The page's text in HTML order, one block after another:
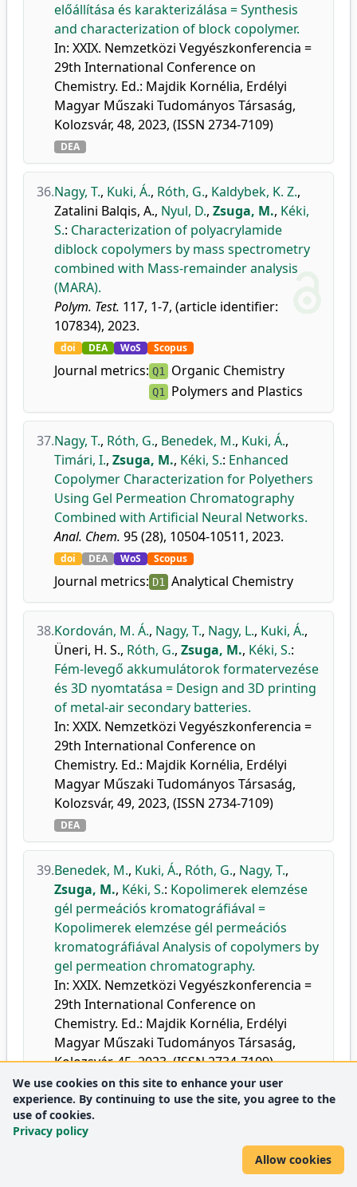
előállítása és karakterizálása = Synthesis
and characterization of block copolymer.
In: XXIX. Nemzetközi Vegyészkonferencia =
29th International Conference on
Chemistry. Ed.: Majdik Kornélia, Erdélyi
Magyar Műszaki Tudományos Társaság,
Kolozsvár, 48, 2023, (ISSN 2734-7109)
DEA
36.Nagy, T., Kuki, Á., Róth, G., Kaldybek, K. Z.,
Zatalini Balqis, A., Nyul, D., Zsuga, M., Kéki,
S.: Characterization of polyacrylamide
diblock copolymers by mass spectrometry
combined with Mass-remainder analysis
(MARA).
Polym. Test. 117, 1-7, (article identifier:
107834), 2023.
doi DEA WoS Scopus
Journal metrics: Q1 Organic Chemistry
Q1 Polymers and Plastics
37.Nagy, T., Róth, G., Benedek, M., Kuki, Á.,
Timári, I., Zsuga, M., Kéki, S.: Enhanced
Copolymer Characterization for Polyethers
Using Gel Permeation Chromatography
Combined with Artificial Neural Networks.
Anal. Chem. 95 (28), 10504-10511, 2023.
doi DEA WoS Scopus
Journal metrics: D1 Analytical Chemistry
38.Kordován, M. Á., Nagy, T., Nagy, L., Kuki, Á.,
Üneri, H. S., Róth, G., Zsuga, M., Kéki, S.:
Fém-levegő akkumulátorok formatervezése
és 3D nyomtatása = Design and 3D printing
of metal-air secondary batteries.
In: XXIX. Nemzetközi Vegyészkonferencia =
29th International Conference on
Chemistry. Ed.: Majdik Kornélia, Erdélyi
Magyar Műszaki Tudományos Társaság,
Kolozsvár, 49, 2023, (ISSN 2734-7109)
DEA
39.Benedek, M., Kuki, Á., Róth, G., Nagy, T.,
Zsuga, M., Kéki, S.: Kopolimerek elemzése
gél permeációs kromatográfiával =
Kopolimerek elemzése gél permeációs
kromatográfiával Analysis of copolymers by
gel permeation chromatography.
In: XXIX. Nemzetközi Vegyészkonferencia =
29th International Conference on
Chemistry. Ed.: Majdik Kornélia, Erdélyi
Magyar Műszaki Tudományos Társaság,
Kolozsvár, 45, 2023, (ISSN 2734-7109)
DEA
40. Róth, G.
Palacios, I. A. I.,
Kéki, S.
Kopolimer
We use cookies on this site to enhance your user
experience. By continuing to use the site, you agree to the
use of cookies.
Privacy policy
Allow cookies